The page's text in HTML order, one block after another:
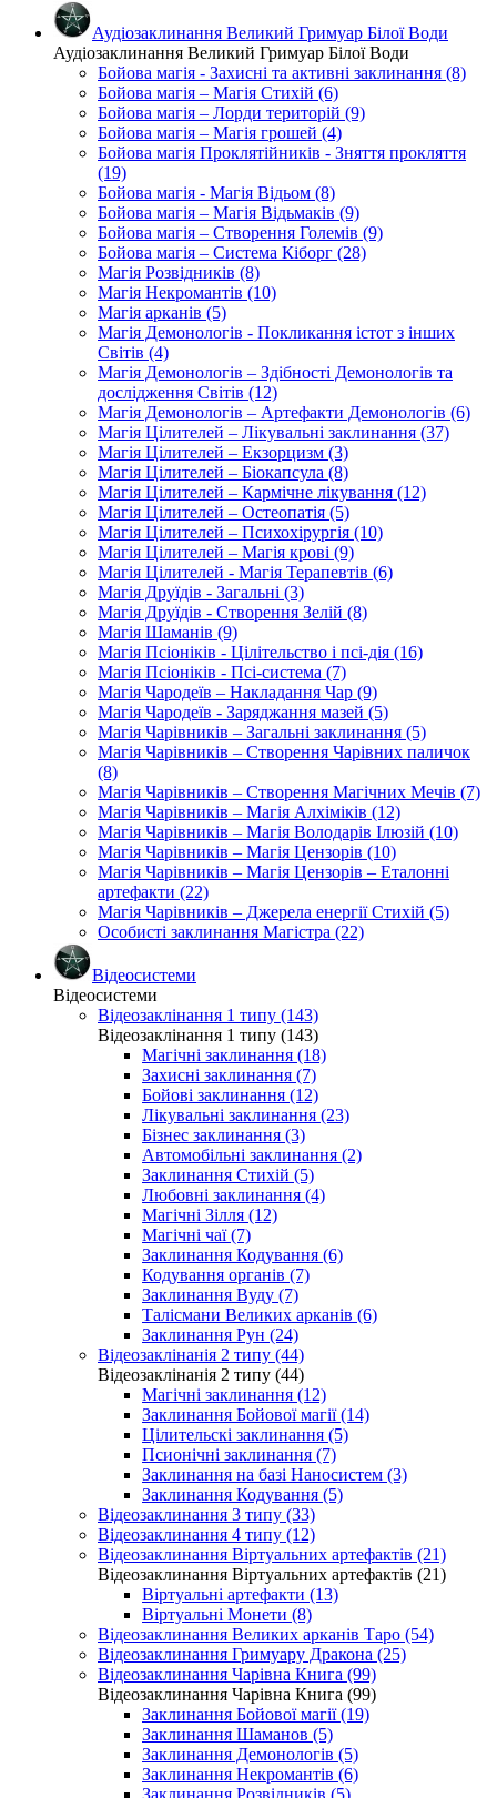
Аудіозаклинання Великий Гримуар Білої Води
Аудіозаклинання Великий Гримуар Білої Води
Бойова магія - Захисні та активні заклинання (8)
Бойова магія – Магія Стихій (6)
Бойова магія – Лорди територій (9)
Бойова магія – Магія грошей (4)
Бойова магія Проклятійників - Зняття прокляття
(19)
Бойова магія - Магія Відьом (8)
Бойова магія – Магія Відьмаків (9)
Бойова магія – Створення Големів (9)
Бойова магія – Система Кіборг (28)
Магія Розвідників (8)
Магія Некромантів (10)
Магія арканів (5)
Магія Демонологів - Покликання істот з інших
Світів (4)
Магія Демонологів – Здібності Демонологів та
дослідження Світів (12)
Магія Демонологів – Артефакти Демонологів (6)
Магія Цілителей – Лікувальні заклинання (37)
Магія Цілителей – Екзорцизм (3)
Магія Цілителей – Біокапсула (8)
Магія Цілителей – Кармічне лікування (12)
Магія Цілителей – Остеопатія (5)
Магія Цілителей – Психохірургія (10)
Магія Цілителей – Магія крові (9)
Магія Цілителей - Магія Терапевтів (6)
Магія Друїдів - Загальні (3)
Магія Друїдів - Створення Зелій (8)
Магія Шаманів (9)
Магія Псіоніків - Цілітельство і псі-дія (16)
Магія Псіоніків - Псі-система (7)
Магія Чародеїв – Накладання Чар (9)
Магія Чародеїв - Заряджання мазей (5)
Магія Чарівників – Загальні заклинання (5)
Магія Чарівників – Створення Чарівних паличок
(8)
Магія Чарівників – Створення Магічних Мечів (7)
Магія Чарівників – Магія Алхіміків (12)
Магія Чарівників – Магія Володарів Ілюзій (10)
Магія Чарівників – Магія Цензорів (10)
Магія Чарівників – Магія Цензорів – Еталонні
артефакти (22)
Магія Чарівників – Джерела енергії Стихій (5)
Особисті заклинання Магістра (22)
Відеосистеми
Відеосистеми
Відеозаклінання 1 типу (143)
Відеозаклінання 1 типу (143)
Магічні заклинання (18)
Захисні заклинання (7)
Бойові заклинання (12)
Лікувальні заклинання (23)
Бізнес заклинання (3)
Автомобільні заклинання (2)
Заклинання Стихій (5)
Любовні заклинання (4)
Магічні Зілля (12)
Магічні чаї (7)
Заклинання Кодування (6)
Кодування органів (7)
Заклинання Вуду (7)
Талісмани Великих арканів (6)
Заклинання Рун (24)
Відеозаклінанія 2 типу (44)
Відеозаклінанія 2 типу (44)
Магічні заклинання (12)
Заклинання Бойової магії (14)
Цілительскі заклинання (5)
Псионічні заклинання (7)
Заклинання на базі Наносистем (3)
Заклинання Кодування (5)
Відеозаклинання 3 типу (33)
Відеозаклинання 4 типу (12)
Відеозаклинання Віртуальних артефактів (21)
Відеозаклинання Віртуальних артефактів (21)
Віртуальні артефакти (13)
Віртуальні Монети (8)
Відеозаклинання Великих арканів Таро (54)
Відеозаклинання Гримуару Дракона (25)
Відеозаклинання Чарівна Книга (99)
Відеозаклинання Чарівна Книга (99)
Заклинання Бойової магії (19)
Заклинання Шаманов (5)
Заклинання Демонологів (5)
Заклинання Некромантів (6)
Заклинання Розвідників (5)